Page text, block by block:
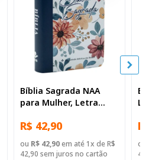
Bíblia Sagrada NAA
para Mulher, Letra
Flexível Ilustrada:
Branca e Azul
R$ 42,90
ou R$ 42,90em até 1x de R$
42,90 sem juros no cartão
ou